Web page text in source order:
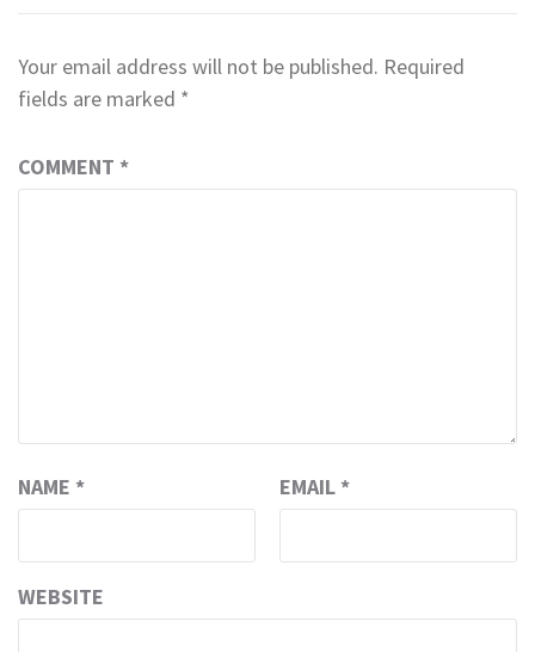
Your email address will not be published. Required
fields are marked *
COMMENT *
NAME * EMAIL *
WEBSITE